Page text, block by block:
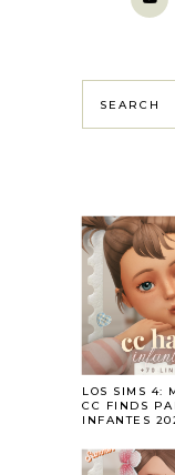
LOS SIMS 4:
CC FINDS
INFANTES